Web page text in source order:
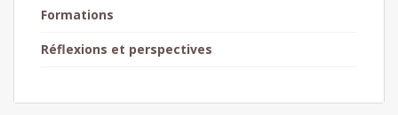
Formations
Réflexions et perspectives